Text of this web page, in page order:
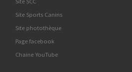
Site Sports Canins
Site photothèque
Page facebook
Chaine YouTube